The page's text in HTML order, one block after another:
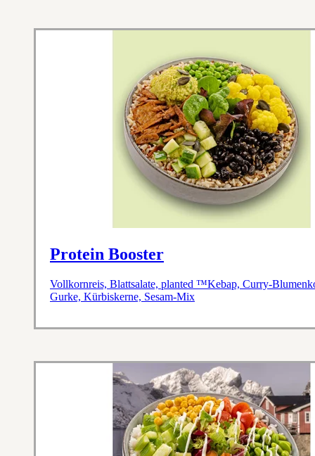
Protein Booster
Vollkornreis, Blattsalate, planted ™Kebap, Curry-
Gurke, Kürbiskerne, Sesam-Mix